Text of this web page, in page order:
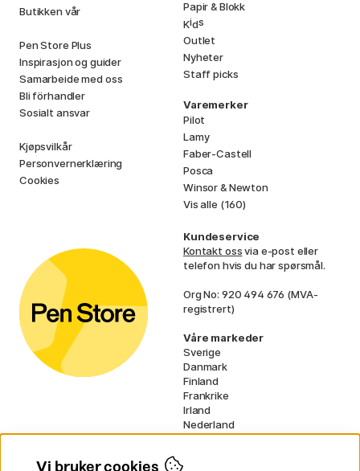
Butikken vår
Pen Store Plus
Inspirasjon og guider
Samarbeide med oss
Bli förhandler
Sosialt ansvar
Kjøpsvilkår
Personvernerklæring
Cookies
Papir & Blokk
Kids
Outlet
Nyheter
Staff picks
Varemerker
Pilot
Lamy
Faber-Castell
Posca
Winsor & Newton
Vis alle (160)
Kundeservice
Kontakt ossvia e-post eller
telefon hvis du har spørsmål.
Org No: 920 494 676 (MVA-
registrert)
Våre markeder
Sverige
Danmark
Finland
Frankrike
Irland
Nederland
Tyskland
Vi bruker cookies